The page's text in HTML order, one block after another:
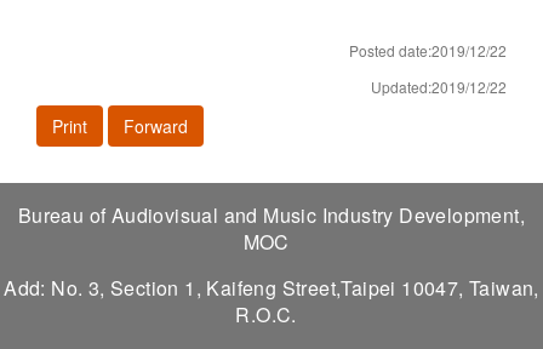
Posted date:2019/12/22
Updated:2019/12/22
Print Forward
Bureau of Audiovisual and Music Industry Development,
MOC
Add: No. 3, Section 1, Kaifeng Street,Taipei 10047, Taiwan,
R.O.C.